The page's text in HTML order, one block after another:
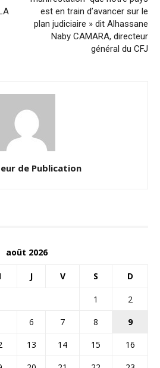
est en train d’avancer sur le
plan judiciaire » dit Alhassane
Naby CAMARA, directeur
général du CFJ
de Publication
août 2026
J V S D
1
2
6 7 8
9
13 14 15
16